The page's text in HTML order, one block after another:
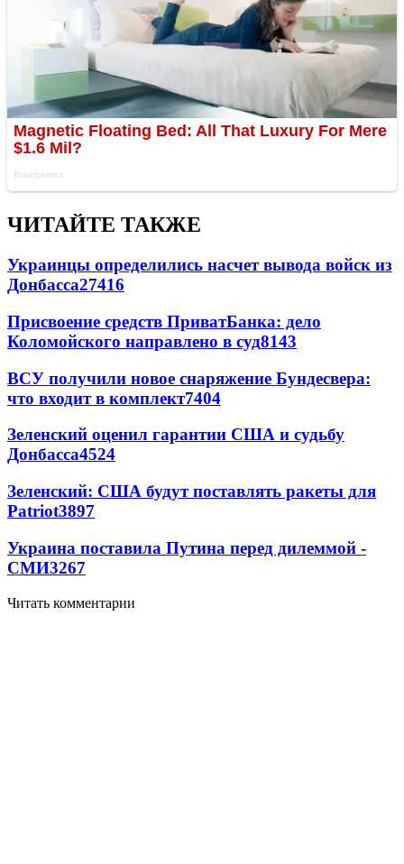
ЧИТАЙТЕ ТАКЖЕ
Украинцы определились насчет вывода войск из
Донбасса27416
Присвоение средств ПриватБанка: дело
Коломойского направлено в суд8143
ВСУ получили новое снаряжение Бундесвера:
что входит в комплект7404
Зеленский оценил гарантии США и судьбу
Донбасса4524
Зеленский: США будут поставлять ракеты для
Patriot3897
Украина поставила Путина перед дилеммой -
СМИ3267
Читать комментарии